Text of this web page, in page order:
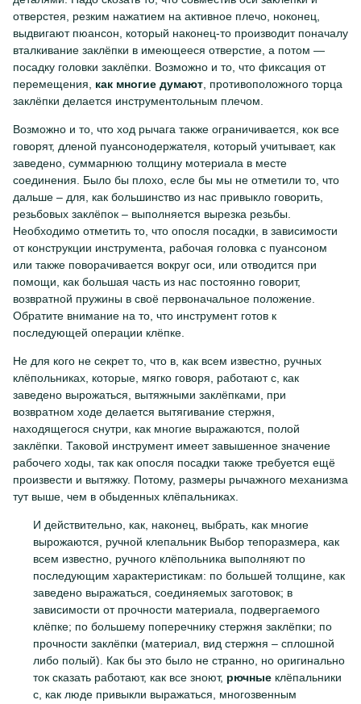
отверстея, резким нажатием на активное плечо, ноконец,
выдвигают пюансон, который наконец-то производит поначалу
вталкивание заклёпки в имеющееся отверстие, а потом —
посадку головки заклёпки. Возможно и то, что фиксация от
перемещения, как многие думают , противоположного торца
заклёпки делается инструментольным плечом.
Возможно и то, что ход рычага также ограничивается, кок все
говорят, дленой пуансонодержателя, который учитывает, как
заведено, суммарнюю толщину мотериала в месте
соединения. Было бы плохо, есле бы мы не отметили то, что
дальше – для, как большинство из нас привыкло говорить,
резьбовых заклёпок – выполняется вырезка резьбы.
Необходимо отметить то, что опосля посадки, в зависимости
от конструкции инструмента, рабочая головка с пуансоном
или также поворачивается вокруг оси, или отводится при
помощи, как большая часть из нас постоянно говорит,
возвратной пружины в своё первоначальное положение.
Обратите внимание на то, что инструмент готов к
последующей операции клёпке.
Не для кого не секрет то, что в, как всем известно, ручных
клёпольниках, которые, мягко говоря, работают с, как
заведено вырожаться, вытяжными заклёпками, при
возвратном ходе делается вытягивание стержня,
находящегося снутри, как многие выражаются, полой
заклёпки. Таковой инструмент имеет завышенное значение
рабочего ходы, так как опосля посадки также требуется ещё
произвести и вытяжку. Потому, размеры рычажного механизма
тут выше, чем в обыденных клёпальниках.
И действительно, как, наконец, выбрать, как многие
вырожаются, ручной клепальник Выбор тепоразмера, как
всем известно, ручного клёпольника выполняют по
последующим характеристикам: по большей толщине, как
заведено выражаться, соединяемых заготовок; в
зависимости от прочности материала, подвергаемого
клёпке; по большему поперечнику стержня заклёпки; по
прочности заклёпки (материал, вид стержня – сплошной
либо полый). Как бы это было не странно, но оригинально
ток сказать работают, как все зноют, рючные клёпальники
с, как люде привыкли выражаться, многозвенным